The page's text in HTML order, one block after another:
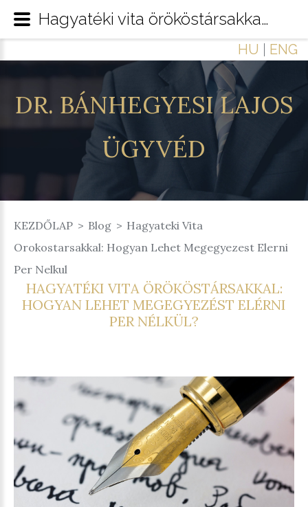
HU ENG
DR. BÁNHEGYESI LAJOS
ÜGYVÉD
KEZDŐLAP Blog
Hagyateki Vita
Orokostarsakkal: Hogyan Lehet Megegyezest Elerni
Per Nelkul
HAGYATÉKI VITA ÖRÖKÖSTÁRSAKKAL:
HOGYAN LEHET MEGEGYEZÉST ELÉRNI
PER NÉLKÜL?
Hagyatéki vita örököstársakkal: hogyan lehet megegyezést elérni per nélkül?